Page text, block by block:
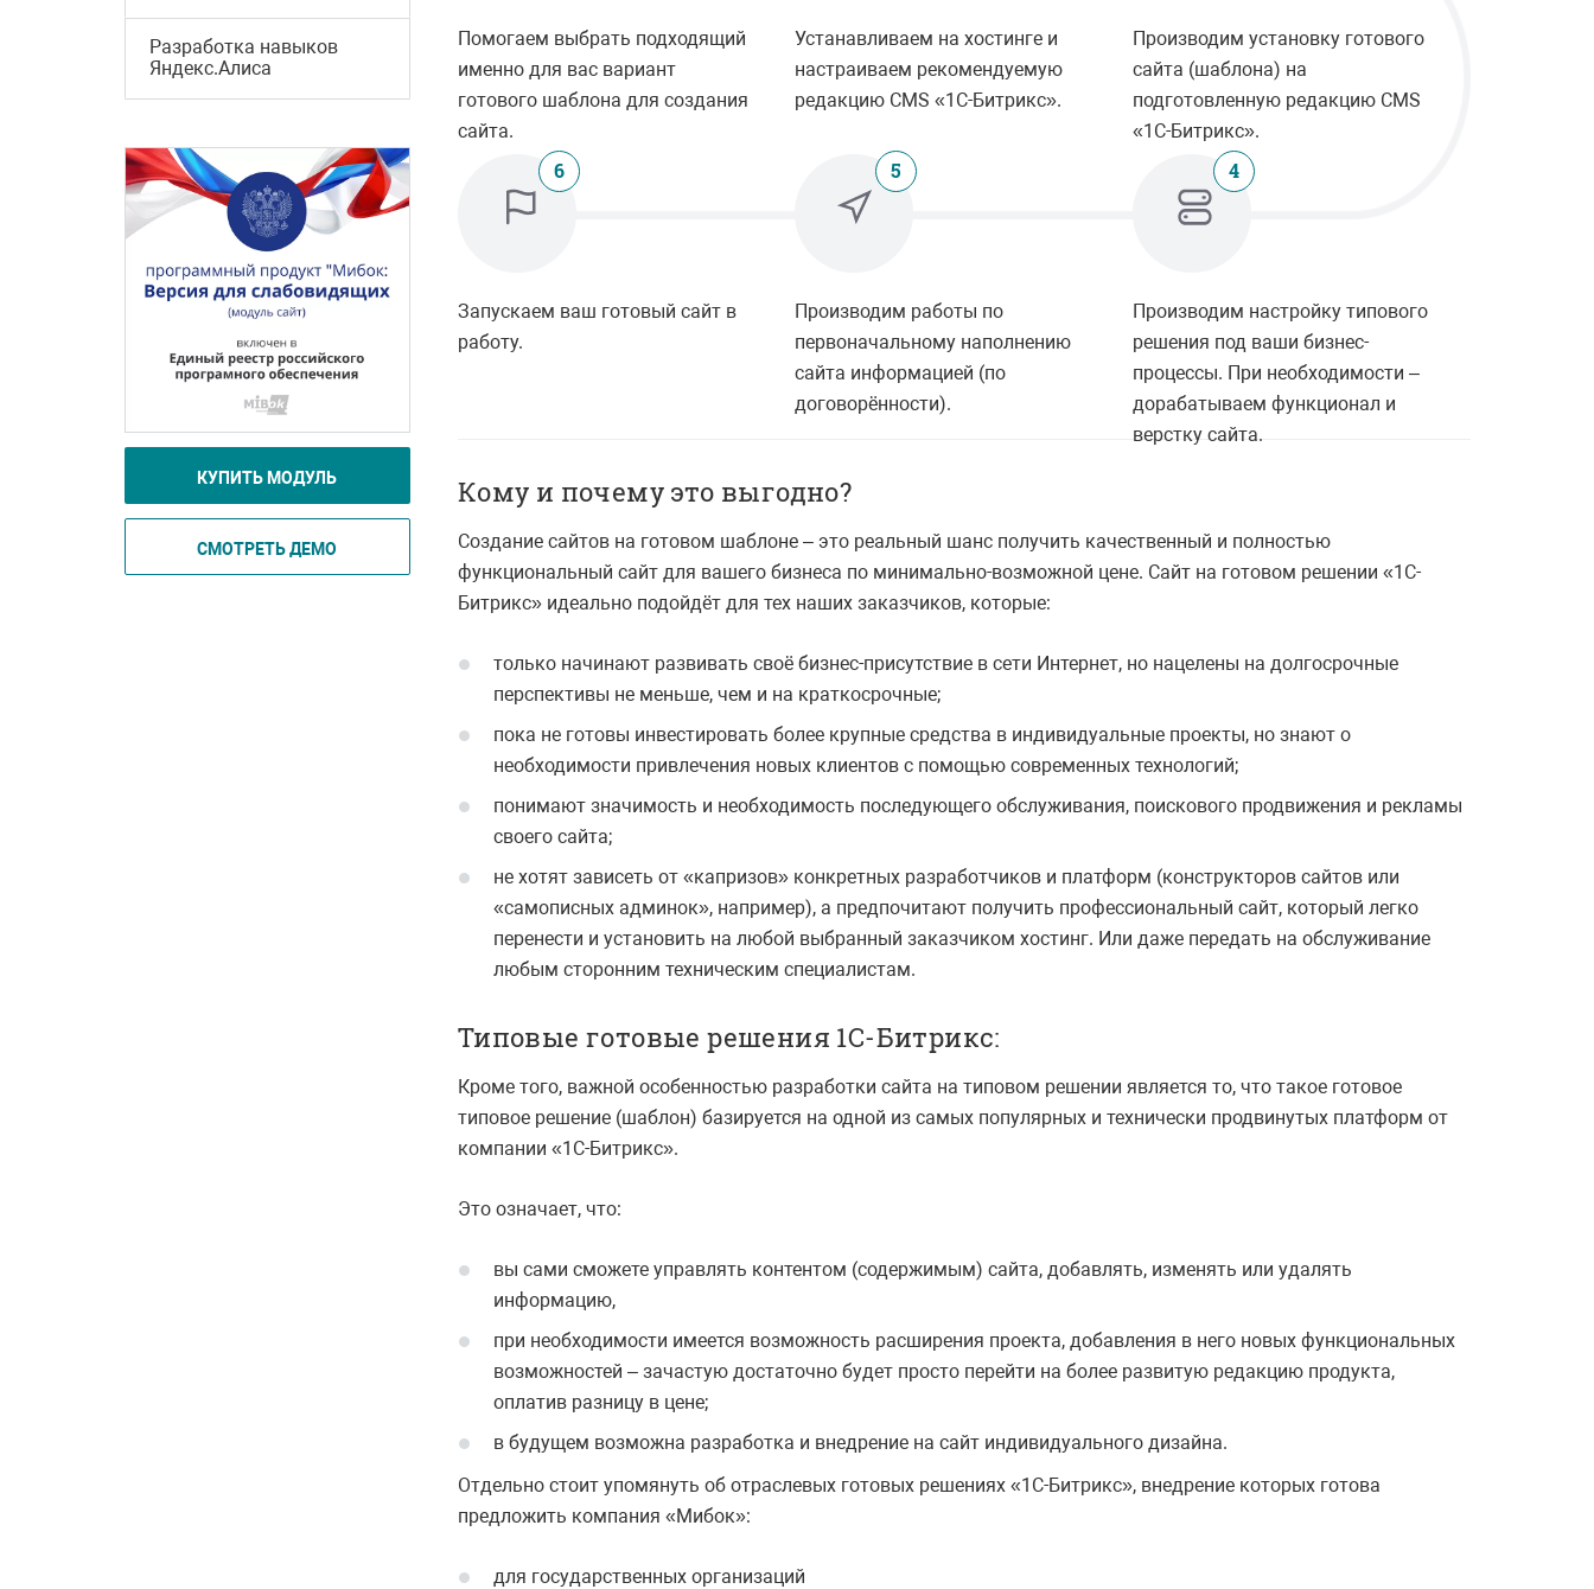
Разработка навыков
Яндекс.Алиса
КУПИТЬ МОДУЛЬ
СМОТРЕТЬ ДЕМО
Помогаем выбрать подходящий
именно для вас вариант
готового шаблона для создания
сайта.
Устанавливаем на хостинге и
настраиваем рекомендуемую
редакцию CMS «1С-Битрикс».
Производим установку готового
сайта (шаблона) на
подготовленную редакцию CMS
«1С-Битрикс».
4
Производим настройку типового
решения под ваши бизнес-
процессы. При необходимости –
дорабатываем функционал и
верстку сайта.
5
Производим работы по
первоначальному наполнению
сайта информацией (по
договорённости).
6
Запускаем ваш готовый сайт в
работу.
Кому и почему это выгодно?
Создание сайтов на готовом шаблоне – это реальный шанс получить качественный и полностью
функциональный сайт для вашего бизнеса по минимально-возможной цене. Сайт на готовом решении «1С-
Битрикс» идеально подойдёт для тех наших заказчиков, которые:
только начинают развивать своё бизнес-присутствие в сети Интернет, но нацелены на долгосрочные
перспективы не меньше, чем и на краткосрочные;
пока не готовы инвестировать более крупные средства в индивидуальные проекты, но знают о
необходимости привлечения новых клиентов с помощью современных технологий;
понимают значимость и необходимость последующего обслуживания, поискового продвижения и рекламы
своего сайта;
не хотят зависеть от «капризов» конкретных разработчиков и платформ (конструкторов сайтов или
«самописных админок», например), а предпочитают получить профессиональный сайт, который легко
перенести и установить на любой выбранный заказчиком хостинг. Или даже передать на обслуживание
любым сторонним техническим специалистам.
Типовые готовые решения 1С-Битрикс:
Кроме того, важной особенностью разработки сайта на типовом решении является то, что такое готовое
типовое решение (шаблон) базируется на одной из самых популярных и технически продвинутых платформ от
компании «1С-Битрикс».
Это означает, что:
вы сами сможете управлять контентом (содержимым) сайта, добавлять, изменять или удалять
информацию,
при необходимости имеется возможность расширения проекта, добавления в него новых функциональных
возможностей – зачастую достаточно будет просто перейти на более развитую редакцию продукта,
оплатив разницу в цене;
в будущем возможна разработка и внедрение на сайт индивидуального дизайна.
Отдельно стоит упомянуть об отраслевых готовых решениях «1С-Битрикс», внедрение которых готова
предложить компания «Мибок»:
для государственных организаций